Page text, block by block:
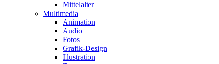
Mittelalter
Multimedia
Animation
Audio
Fotos
Grafik-Design
Illustration